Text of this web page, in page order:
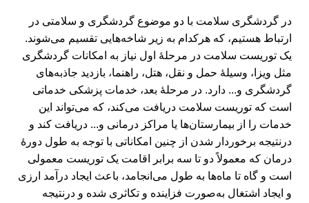
در گردشگری سلامت با دو موضوع گردشگری و سلامتی در
ارتباط هستیم، که هرکدام به زیر شاخه‌هایی تقسیم می‌شوند.
یک توریست سلامت در مرحلۀ اول نیاز به امکانات گردشگری
مثل ویزا، وسیلۀ حمل و نقل، هتل، راهنما، بازدید جاذبه‌های
گردشگری و... دارد. در مرحلۀ بعد، خدمات پزشکی خدماتی
است که توریست سلامت دریافت می‌کند، که می‌تواند این
خدمات را از بیمارستان‌ها یا مراکز درمانی و... دریافت کند و
درنتیجه برخوردار شدن از چنین امکاناتی با توجه به طول دورۀ
درمان که معمولاً دو تا سه برابر اقامت یک توریست معمولی
است و گاه تا ماه‌ها به طول می‌انجامد، باعث ایجاد درآمد ارزی
و ایجاد اشتغال به‌صورت فزاینده و تکاثری شده و درنتیجه